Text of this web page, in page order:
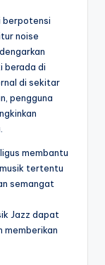
berpotensi
noise
berada di
di sekitar
pengguna
membantu
tertentu
semangat
Jazz dapat
memberikan